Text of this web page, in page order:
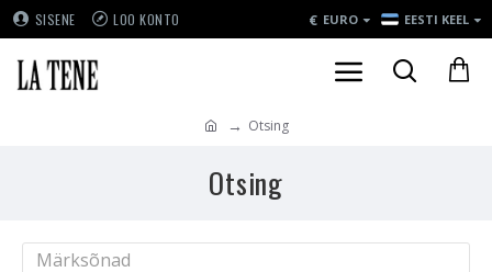
SISENE LOO KONTO € EURO EESTI KEEL
Otsing
Otsing